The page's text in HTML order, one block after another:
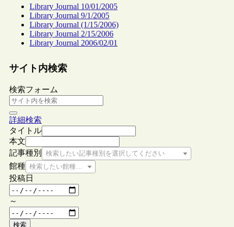
Library Journal 10/01/2005
Library Journal 9/1/2005
Library Journal (1/15/2006)
Library Journal 2/15/2006
Library Journal 2006/02/01
サイト内検索
検索フォーム
詳細検索
タイトル
本文
記事種別
検索したい記事種別を選択してください
館種 検索したい館種を選択してください
投稿日
～
検索